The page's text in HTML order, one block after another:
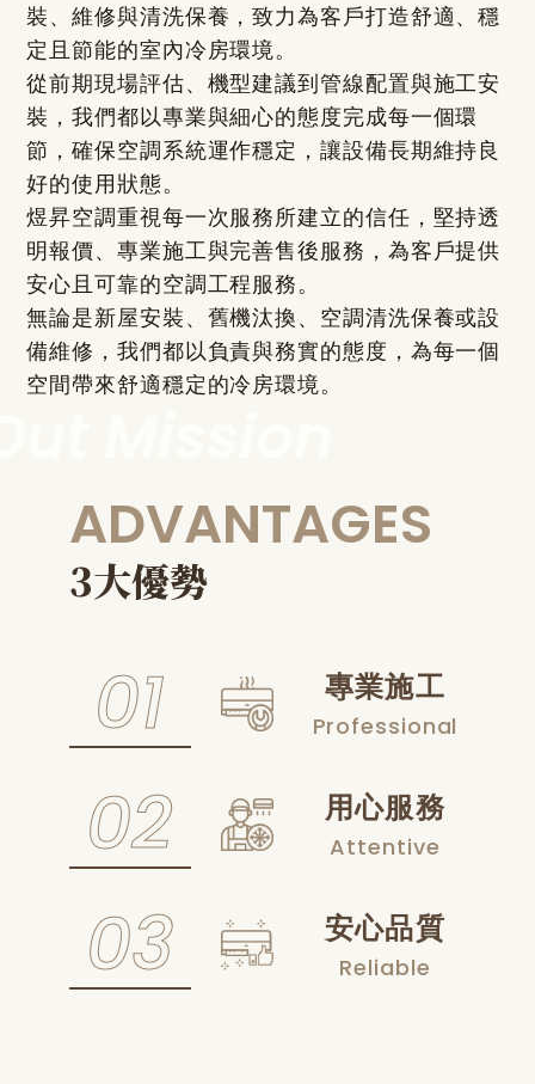
裝、維修與清洗保養，致力為客戶打造舒適、穩
定且節能的室內冷房環境。
從前期現場評估、機型建議到管線配置與施工安
裝，我們都以專業與細心的態度完成每一個環
節，確保空調系統運作穩定，讓設備長期維持良
好的使用狀態。
煜昇空調重視每一次服務所建立的信任，堅持透
明報價、專業施工與完善售後服務，為客戶提供
安心且可靠的空調工程服務。
無論是新屋安裝、舊機汰換、空調清洗保養或設
備維修，我們都以負責與務實的態度，為每一個
空間帶來舒適穩定的冷房環境。
ADVANTAGES
3大優勢
專業施工
Professional
用心服務
Attentive
安心品質
Reliable